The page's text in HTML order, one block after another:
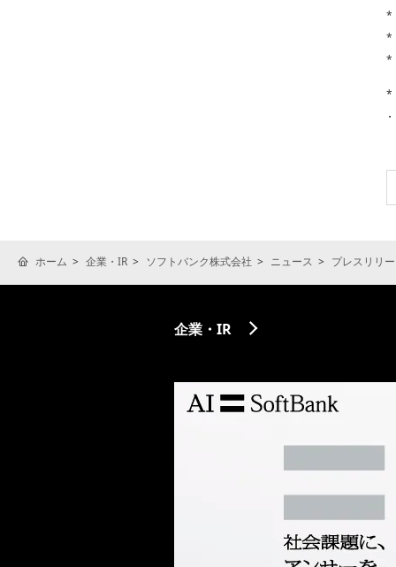
*
*
*
*
ホーム 企業・IR ソフトバンク株式会社 ニュース プレスリリ
企業・IR